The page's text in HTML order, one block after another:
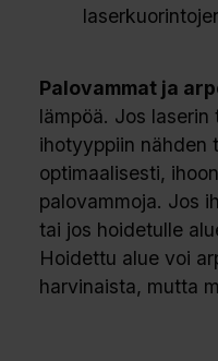
Palovammat ja
lämpöä. Jos laserin
ihotyyppiin nähden
optimaalisesti,
palovammoja. Jos
tai jos hoidetulle
Hoidettu alue voi
harvinaista, mutta